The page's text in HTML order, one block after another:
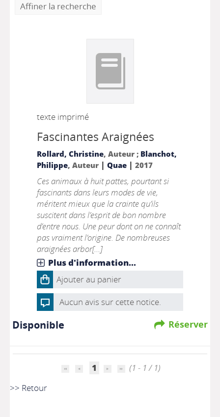
Affiner la recherche
texte imprimé
Fascinantes Araignées
Rollard, Christine, Auteur ; Blanchot,
Philippe, Auteur | Quae| 2017
Ces animaux à huit pattes, pourtant si
fascinants dans leurs modes de vie,
méritent mieux que la crainte qu’ils
suscitent dans l’esprit de bon nombre
d’entre nous. Une peur dont on ne connaît
pas vraiment l’origine. De nombreuses
araignées arbor[...]
Plus d'information...
Ajouter au panier
Aucun avis sur cette notice.
Réserver
Disponible
1
(1 - 1 / 1)
>> Retour